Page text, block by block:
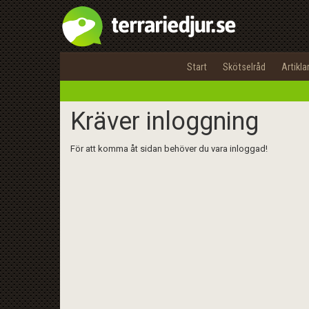
Start Skötselråd Artiklar
Kräver inloggning
För att komma åt sidan behöver du vara inloggad!